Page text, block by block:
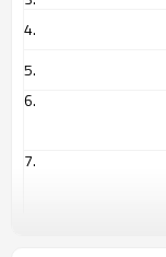
4.
5.
6.
7.